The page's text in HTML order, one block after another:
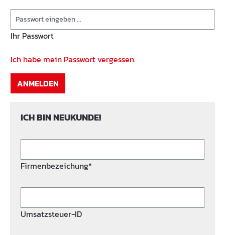
Ihr Passwort
Ich habe mein Passwort vergessen.
ANMELDEN
ICH BIN NEUKUNDE!
Firmenbezeichung*
Umsatzsteuer-ID